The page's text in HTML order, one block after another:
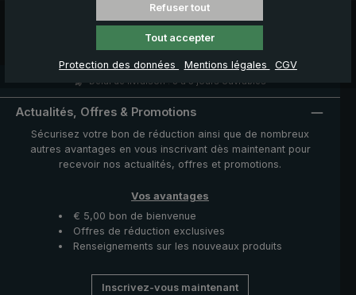
Délai de livraison : 3 à 5 jours ouvrables
Actualités, Offres & Promotions
Sécurisez votre bon de réduction ainsi que de nombreux
autres avantages en vous inscrivant dès maintenant pour
recevoir nos actualités, offres et promotions.
Vos avantages
€ 5,00 bon de bienvenue
Offres de réduction exclusives
Renseignements sur les nouveaux produits
Inscrivez-vous maintenant
Refuser tout
Tout accepter
Protection des données Mentions légales CGV